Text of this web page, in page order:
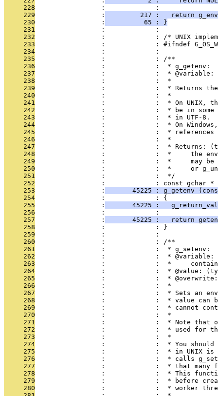
     228
                 :             :
     229
                 :
217 :   return
     230
                 :
          65 : }
     231
                 :             :
     232
:             : /* UNIX
     233
:             : #ifndef
     234
                 :             :
     235
                 :             : /**
     236
                 :             :  * g_getenv:
     237
:             :  *
     238
                 :             :  *
     239
:             :  * Returns
     240
                 :             :  *
     241
:             :  * On UNIX,
     242
:             :  * be in
     243
                 :             :  * in UTF-8.
     244
:             :  * On
     245
:             :  *
     246
                 :             :  *
     247
:             :  * Returns:
     248
:             :  *     the
     249
:             :  *     may
     250
:             :  *     or
     251
                 :             :  */
     252
                 :             : const gchar *
     253
                 :
45225 : g_getenv
     254
                 :             : {
     255
                 :
45225 :
     256
                 :             :
     257
                 :
45225 :   return
     258
                 :             : }
     259
                 :             :
     260
                 :             : /**
     261
                 :             :  * g_setenv:
     262
:             :  *
     263
:             :  *
     264
:             :  * @value:
     265
:             :  *
     266
                 :             :  *
     267
:             :  * Sets an
     268
:             :  * value can
     269
:             :  * cannot
     270
                 :             :  *
     271
:             :  * Note that
     272
:             :  * used for
     273
                 :             :  *
     274
:             :  * You
     275
:             :  * in UNIX
     276
:             :  * calls
     277
:             :  * that many
     278
:             :  * This
     279
:             :  * before
     280
:             :  * worker